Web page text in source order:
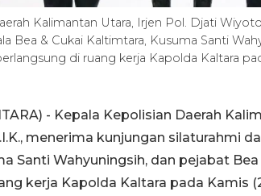
Kalimantan Utara, Irjen Pol. Djati
Bea & Cukai Kaltimtara, Kusuma Santi
di ruang kerja Kapolda Kaltara
- Kepala Kepolisian Daerah
menerima kunjungan silaturahmi
Santi Wahyuningsih, dan pejabat
kerja Kapolda Kaltara pada Kamis